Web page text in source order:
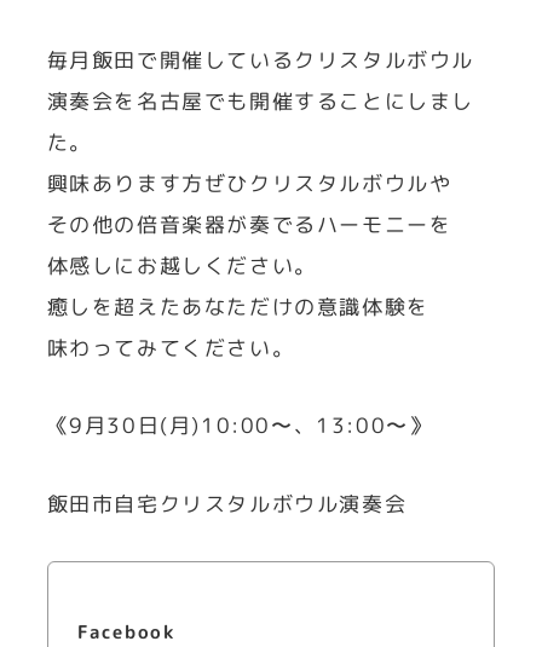
毎月飯田で開催しているクリスタルボウル
演奏会を名古屋でも開催することにしまし
た。
興味あります方ぜひクリスタルボウルや
その他の倍音楽器が奏でるハーモニーを
体感しにお越しください。
癒しを超えたあなただけの意識体験を
味わってみてください。
《9月30日(月)10:00〜、13:00〜》
飯田市自宅クリスタルボウル演奏会
Facebook